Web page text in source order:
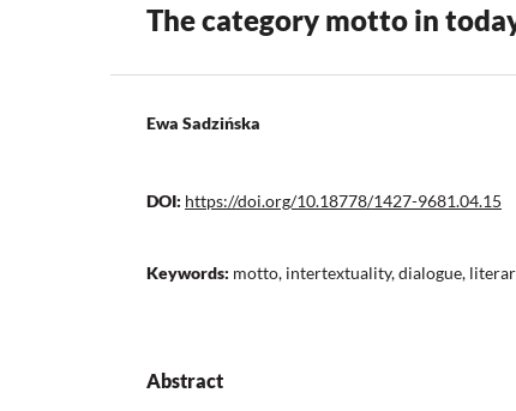
The category motto in
Ewa Sadzińska
DOI: https://doi.org/10.18778/1427-9681.04.15
Keywords: motto, intertextuality, dialogue,
Abstract